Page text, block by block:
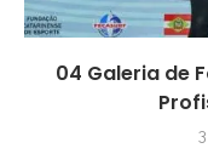
04 Galeria de